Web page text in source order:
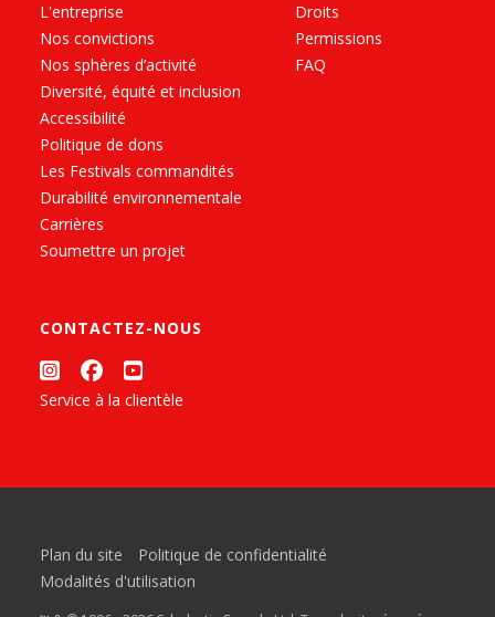
L'entreprise
Nos convictions
Nos sphères d’activité
Diversité, équité et inclusion
Accessibilité
Politique de dons
Les Festivals commandités
Durabilité environnementale
Carrières
Soumettre un projet
Droits
Permissions
FAQ
CONTACTEZ-NOUS
Service à la clientèle
Plan du site
Politique de confidentialité
Modalités d'utilisation